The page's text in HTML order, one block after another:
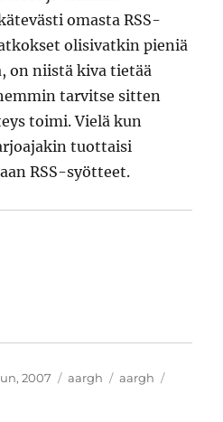
omasta RSS-
olisivatkin pieniä
on niistä kiva tietää
tarvitse sitten
toimi. Vielä kun
tuottaisi
RSS-syötteet.
2007 Kategoriat
aargh Avainsanat
aargh